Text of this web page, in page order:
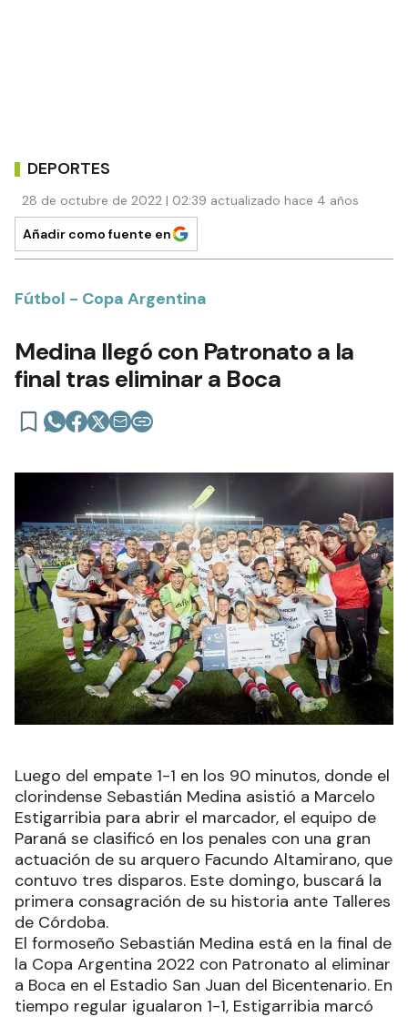
DEPORTES
28 de octubre de 2022 | 02:39 actualizado hace 4 años
Añadir como fuente en
Fútbol - Copa Argentina
Medina llegó con Patronato a la
final tras eliminar a Boca
Luego del empate 1-1 en los 90 minutos, donde el
clorindense Sebastián Medina asistió a Marcelo
Estigarribia para abrir el marcador, el equipo de
Paraná se clasificó en los penales con una gran
actuación de su arquero Facundo Altamirano, que
contuvo tres disparos. Este domingo, buscará la
primera consagración de su historia ante Talleres
de Córdoba.
El formoseño Sebastián Medina está en la final de
la Copa Argentina 2022 con Patronato al eliminar
a Boca en el Estadio San Juan del Bicentenario. En
tiempo regular igualaron 1-1, Estigarribia marcó